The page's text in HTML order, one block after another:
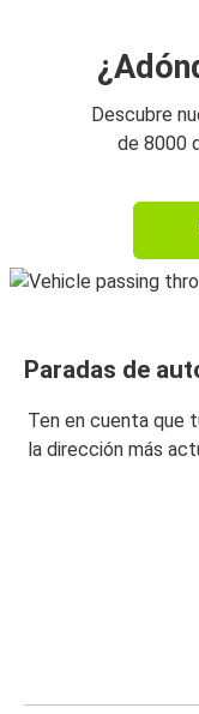
Descubre
de 8000
Paradas de
Ten en cuenta que
la dirección más